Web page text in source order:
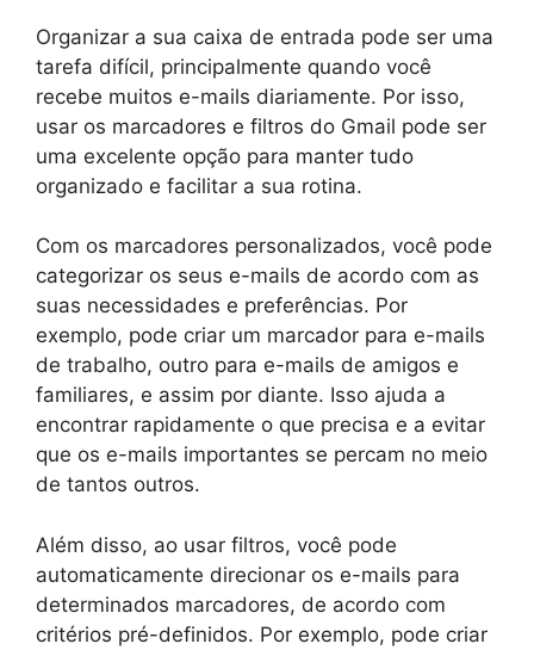
Organizar a sua caixa de entrada pode ser uma
tarefa difícil, principalmente quando você
recebe muitos e-mails diariamente. Por isso,
usar os marcadores e filtros do Gmail pode ser
uma excelente opção para manter tudo
organizado e facilitar a sua rotina.
Com os marcadores personalizados, você pode
categorizar os seus e-mails de acordo com as
suas necessidades e preferências. Por
exemplo, pode criar um marcador para e-mails
de trabalho, outro para e-mails de amigos e
familiares, e assim por diante. Isso ajuda a
encontrar rapidamente o que precisa e a evitar
que os e-mails importantes se percam no meio
de tantos outros.
Além disso, ao usar filtros, você pode
automaticamente direcionar os e-mails para
determinados marcadores, de acordo com
critérios pré-definidos. Por exemplo, pode criar